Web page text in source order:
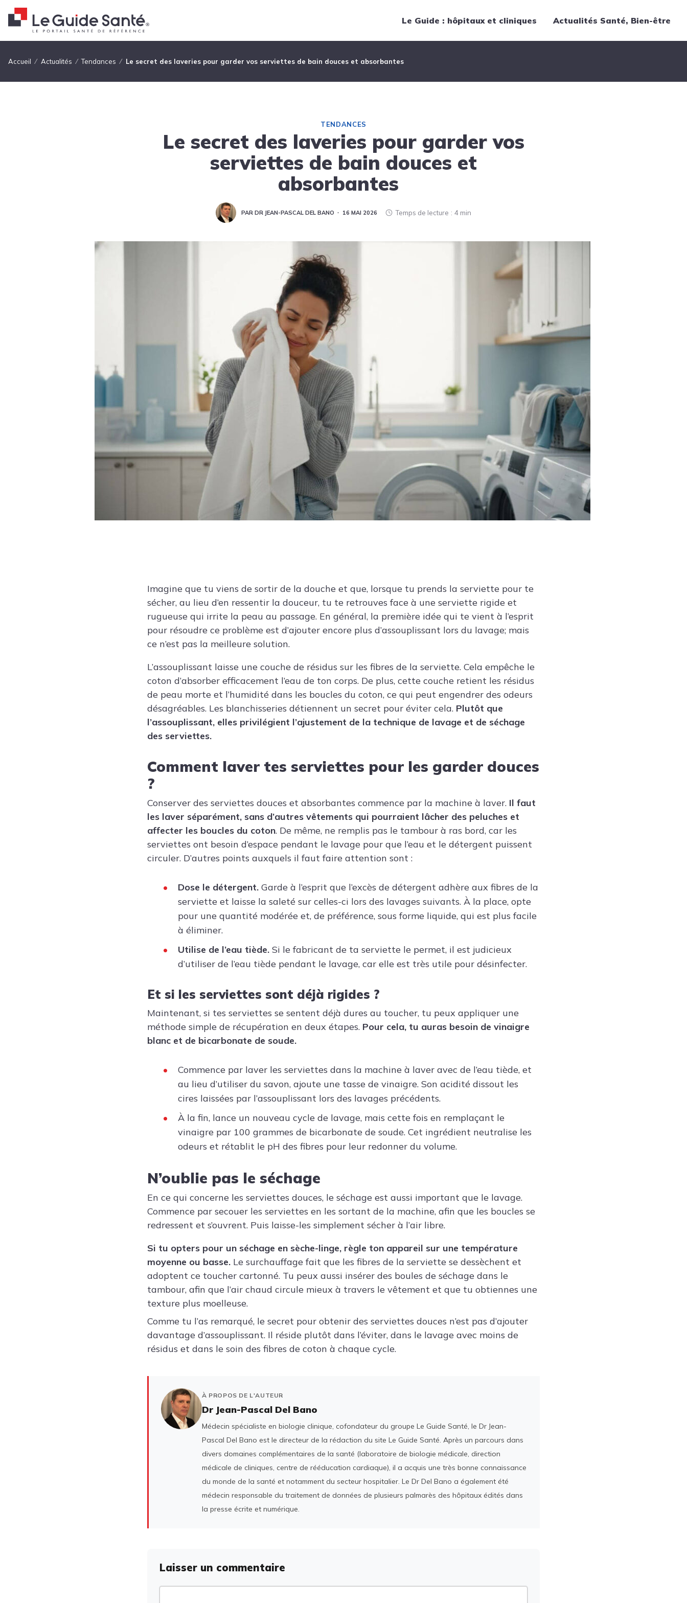
Le Guide : hôpitaux et cliniques Actualités Santé, Bien-être
Fil d'Ariane
Accueil Actualités Tendances Le secret des laveries pour garder vos serviettes de bain douces et absorbantes
TENDANCES
Le secret des laveries pour garder vos
serviettes de bain douces et
absorbantes
PAR DR JEAN-PASCAL DEL BANO 16 MAI 2026 Temps de lecture 4 min
Imagine que tu viens de sortir de la douche et que, lorsque tu prends la serviette pour te
sécher, au lieu d’en ressentir la douceur, tu te retrouves face à une serviette rigide et
rugueuse qui irrite la peau au passage. En général, la première idée qui te vient à l’esprit
pour résoudre ce problème est d’ajouter encore plus d’assouplissant lors du lavage; mais
ce n’est pas la meilleure solution.
L’assouplissant laisse une couche de résidus sur les fibres de la serviette. Cela empêche le
coton d’absorber efficacement l’eau de ton corps. De plus, cette couche retient les résidus
de peau morte et l’humidité dans les boucles du coton, ce qui peut engendrer des odeurs
désagréables. Les blanchisseries détiennent un secret pour éviter cela. Plutôt que
l’assouplissant, elles privilégient l’ajustement de la technique de lavage et de séchage
des serviettes.
Comment laver tes serviettes pour les garder douces
?
Conserver des serviettes douces et absorbantes commence par la machine à laver. Il faut
les laver séparément, sans d’autres vêtements qui pourraient lâcher des peluches et
affecter les boucles du coton. De même, ne remplis pas le tambour à ras bord, car les
serviettes ont besoin d’espace pendant le lavage pour que l’eau et le détergent puissent
circuler. D’autres points auxquels il faut faire attention sont :
Dose le détergent. Garde à l’esprit que l’excès de détergent adhère aux fibres de la
serviette et laisse la saleté sur celles-ci lors des lavages suivants. À la place, opte
pour une quantité modérée et, de préférence, sous forme liquide, qui est plus facile
à éliminer.
Utilise de l’eau tiède. Si le fabricant de ta serviette le permet, il est judicieux
d’utiliser de l’eau tiède pendant le lavage, car elle est très utile pour désinfecter.
Et si les serviettes sont déjà rigides ?
Maintenant, si tes serviettes se sentent déjà dures au toucher, tu peux appliquer une
méthode simple de récupération en deux étapes. Pour cela, tu auras besoin de vinaigre
blanc et de bicarbonate de soude.
Commence par laver les serviettes dans la machine à laver avec de l’eau tiède, et
au lieu d’utiliser du savon, ajoute une tasse de vinaigre. Son acidité dissout les
cires laissées par l’assouplissant lors des lavages précédents.
À la fin, lance un nouveau cycle de lavage, mais cette fois en remplaçant le
vinaigre par 100 grammes de bicarbonate de soude. Cet ingrédient neutralise les
odeurs et rétablit le pH des fibres pour leur redonner du volume.
N’oublie pas le séchage
En ce qui concerne les serviettes douces, le séchage est aussi important que le lavage.
Commence par secouer les serviettes en les sortant de la machine, afin que les boucles se
redressent et s’ouvrent. Puis laisse-les simplement sécher à l’air libre.
Si tu opters pour un séchage en sèche-linge, règle ton appareil sur une température
moyenne ou basse. Le surchauffage fait que les fibres de la serviette se dessèchent et
adoptent ce toucher cartonné. Tu peux aussi insérer des boules de séchage dans le
tambour, afin que l’air chaud circule mieux à travers le vêtement et que tu obtiennes une
texture plus moelleuse.
Comme tu l’as remarqué, le secret pour obtenir des serviettes douces n’est pas d’ajouter
davantage d’assouplissant. Il réside plutôt dans l’éviter, dans le lavage avec moins de
résidus et dans le soin des fibres de coton à chaque cycle.
À PROPOS DE L'AUTEUR
Dr Jean-Pascal Del Bano
Médecin spécialiste en biologie clinique, cofondateur du groupe Le Guide Santé, le Dr Jean-
Pascal Del Bano est le directeur de la rédaction du site Le Guide Santé. Après un parcours dans
divers domaines complémentaires de la santé (laboratoire de biologie médicale, direction
médicale de cliniques, centre de rééducation cardiaque), il a acquis une très bonne connaissance
du monde de la santé et notamment du secteur hospitalier. Le Dr Del Bano a également été
médecin responsable du traitement de données de plusieurs palmarès des hôpitaux édités dans
la presse écrite et numérique.
Laisser un commentaire